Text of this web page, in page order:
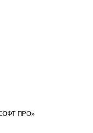
ПРО»